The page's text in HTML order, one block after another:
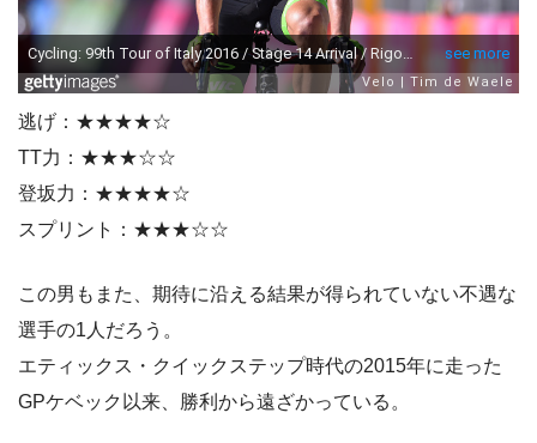
逃げ：★★★★☆
TT力：★★★☆☆
登坂力：★★★★☆
スプリント：★★★☆☆
この男もまた、期待に沿える結果が得られていない不遇な
選手の1人だろう。
エティックス・クイックステップ時代の2015年に走った
GPケベック以来、勝利から遠ざかっている。